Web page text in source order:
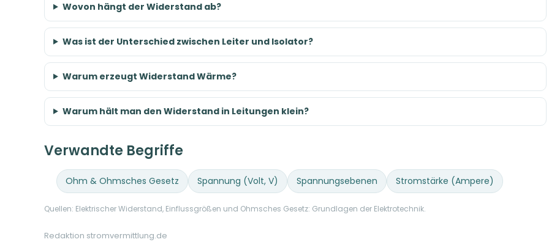
Wovon hängt der Widerstand ab?
Was ist der Unterschied zwischen Leiter und Isolator?
Warum erzeugt Widerstand Wärme?
Warum hält man den Widerstand in Leitungen klein?
Verwandte Begriffe
Ohm & Ohmsches Gesetz Spannung (Volt, V) Spannungsebenen Stromstärke (Ampere)
Quellen: Elektrischer Widerstand, Einflussgrößen und Ohmsches Gesetz: Grundlagen der Elektrotechnik.
Redaktion stromvermittlung.de